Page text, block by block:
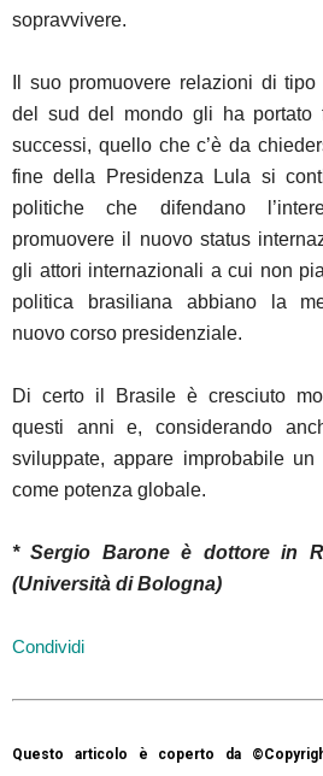
sopravvivere.
Il suo promuovere relazioni di
del sud del mondo gli ha portato
successi, quello che c’è da
fine della Presidenza Lula si
politiche che difendano
promuovere il nuovo status
gli attori internazionali a cui non
politica brasiliana abbiano la
nuovo corso presidenziale.
Di certo il Brasile è cresciuto
questi anni e, considerando
sviluppate, appare improbabile un
come potenza globale.
* Sergio Barone è dottore in
(Università di Bologna)
Condividi
Questo articolo è coperto da